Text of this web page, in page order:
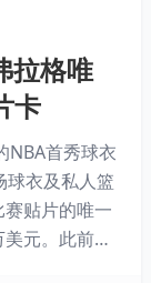
拉格唯
卡
NBA首秀球衣
球衣及私人篮
贴片的唯一
元。此前同